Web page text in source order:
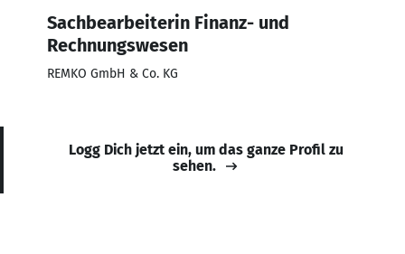
Sachbearbeiterin Finanz- und
Rechnungswesen
REMKO GmbH & Co. KG
Logg Dich jetzt ein, um das ganze Profil zu
sehen.